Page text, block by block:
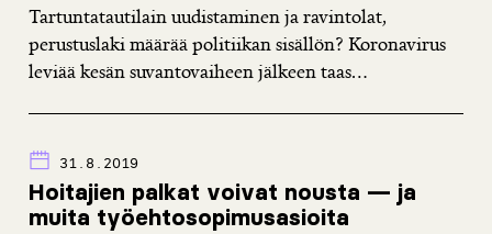
Tartuntatautilain uudistaminen ja ravintolat,
perustuslaki määrää politiikan sisällön? Koronavirus
leviää kesän suvantovaiheen jälkeen taas...
31.8.2019
Hoitajien palkat voivat nousta — ja
muita työehtosopimusasioita